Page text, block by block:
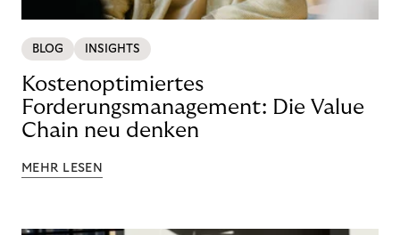
BLOG INSIGHTS
Kostenoptimiertes
Forderungsmanagement: Die Value
Chain neu denken
MEHR LESEN